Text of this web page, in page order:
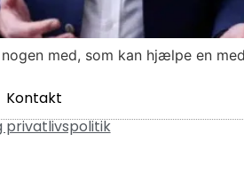
med, som kan hjælpe en
Kontakt
privatlivspolitik